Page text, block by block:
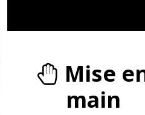
Mise
main